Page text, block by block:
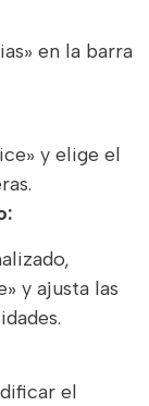
en la barra
y elige el
y ajusta las
el